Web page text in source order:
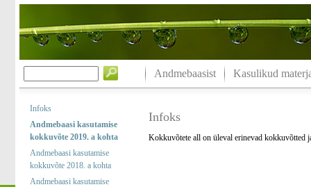
Andmebaasist Kasulikud
Infoks
Andmebaasi kasutamise
kokkuvõte 2019. a kohta
Andmebaasi kasutamise
kokkuvõte 2018. a kohta
Andmebaasi kasutamise
Infoks
Kokkuvõtete all on üleval erinevad kokkuvõtted